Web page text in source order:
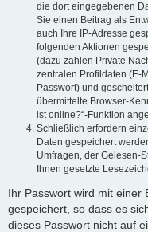
die dort eingegebenen
Sie einen Beitrag als
auch Ihre IP-Adresse
folgenden Aktionen
(dazu zählen Private
zentralen Profildaten (E-
Passwort) und
übermittelte Browser-
ist online?“-Funktion
Schließlich erfordern
Daten gespeichert
Umfragen, der Gelesen-
Ihnen gesetzte
Ihr Passwort wird mit einer
gespeichert, so dass es
dieses Passwort nicht auf